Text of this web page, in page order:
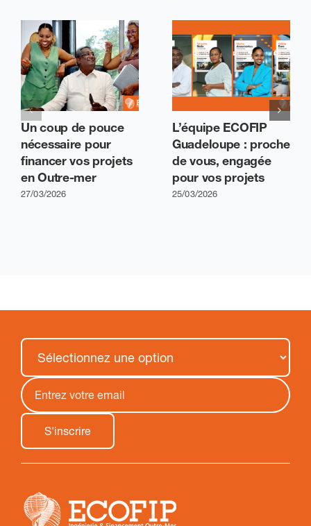
Un coup de pouce
nécessaire pour
financer vos projets
en Outre-mer
27/03/2026
L’équipe ECOFIP
Guadeloupe : proche
de vous, engagée
pour vos projets
25/03/2026